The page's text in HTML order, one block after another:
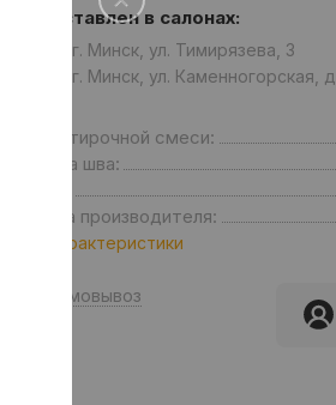
Представлен в салонах:
Салон: г. Минск, ул. Тимирязева, 3
Салон: г. Минск, ул. Каменногорская,
Вид затирочной смеси:
Ширина шва:
Страна производителя:
Все характеристики
Самовывоз